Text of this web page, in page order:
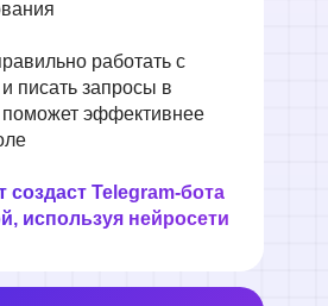
работать с
писать запросы в
поможет эффективнее
создаст Telegram-бота
используя нейросети